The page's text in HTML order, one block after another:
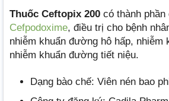
Thuốc Ceftopix 200 có thành phần
Cefpodoxime, điều trị cho bệnh
nhiễm khuẩn đường hô hấp, nhiễm
nhiễm khuẩn đường tiết niệu.
Dạng bào chế: Viên nén bao